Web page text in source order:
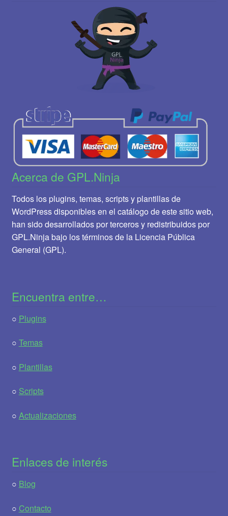
Acerca de GPL.Ninja
Todos los plugins, temas, scripts y plantillas de
WordPress disponibles en el catálogo de este sitio web,
han sido desarrollados por terceros y redistribuidos por
GPL.Ninja bajo los términos de la Licencia Pública
General (GPL).
Encuentra entre…
○ Plugins
○ Temas
○ Plantillas
○ Scripts
○ Actualizaciones
Enlaces de interés
○ Blog
○ Contacto